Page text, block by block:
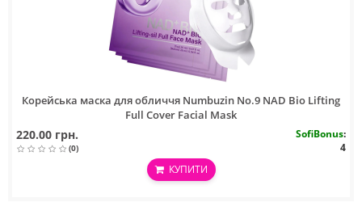
Корейська маска для обличчя Numbuzin No.9 NAD Bio Lifting
Full Cover Facial Mask
220.00 грн.
(0)
SofiBonus:
4
КУПИТИ